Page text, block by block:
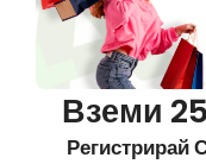
Вземи
Регистрирай